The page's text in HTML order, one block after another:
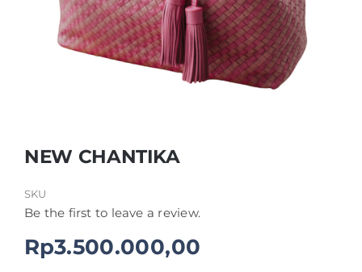
NEW CHANTIKA
SKU
Be the first to leave a review.
Rp3.500.000,00